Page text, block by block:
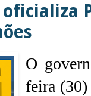
O
feira (30)